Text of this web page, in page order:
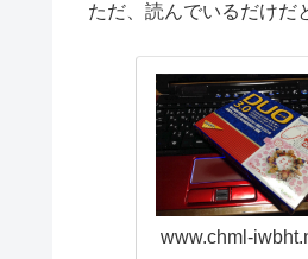
ただ、読んでいるだけだ
www.chml-